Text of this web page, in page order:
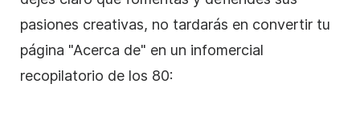
pasiones creativas, no tardarás en convertir tu
página "Acerca de" en un infomercial
recopilatorio de los 80: